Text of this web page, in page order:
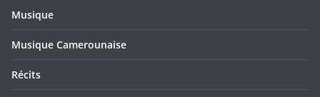
Musique
Musique Camerounaise
Récits